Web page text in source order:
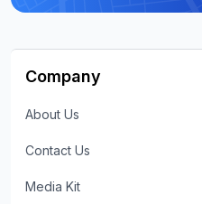
Company
About Us
Contact Us
Media Kit